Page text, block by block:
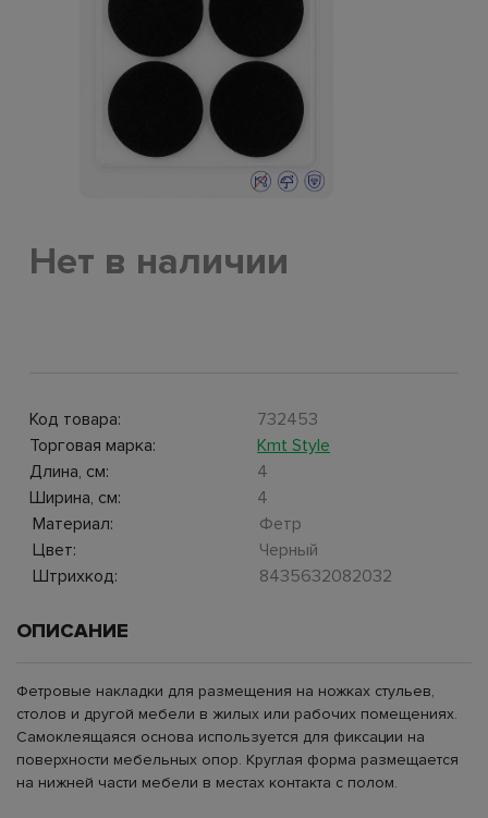
Нет в наличии
Код товара:
732453
Торговая марка:
Kmt Style
Длина, см:
4
Ширина, см:
4
Материал:
Фетр
Цвет:
Черный
Штрихкод:
8435632082032
ОПИСАНИЕ
Фетровые накладки для размещения на ножках стульев,
столов и другой мебели в жилых или рабочих помещениях.
Самоклеящаяся основа используется для фиксации на
поверхности мебельных опор. Круглая форма размещается
на нижней части мебели в местах контакта с полом.